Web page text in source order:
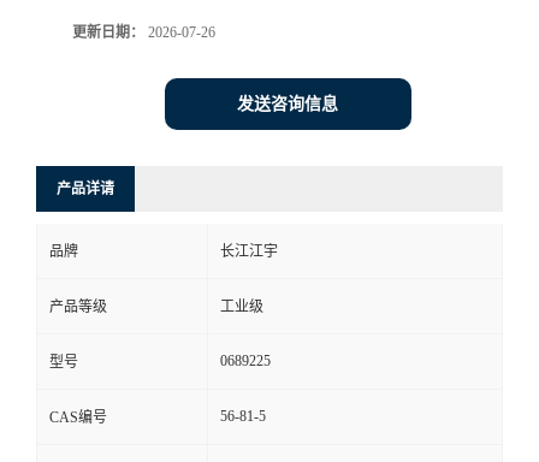
更新日期： 2026-07-26
发送咨询信息
产品详请
品牌 长江江宇
产品等级 工业级
型号 0689225
CAS编号 56-81-5